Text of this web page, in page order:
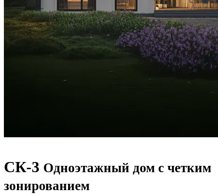
СК-3 Одноэтажный дом с четким
зонированием